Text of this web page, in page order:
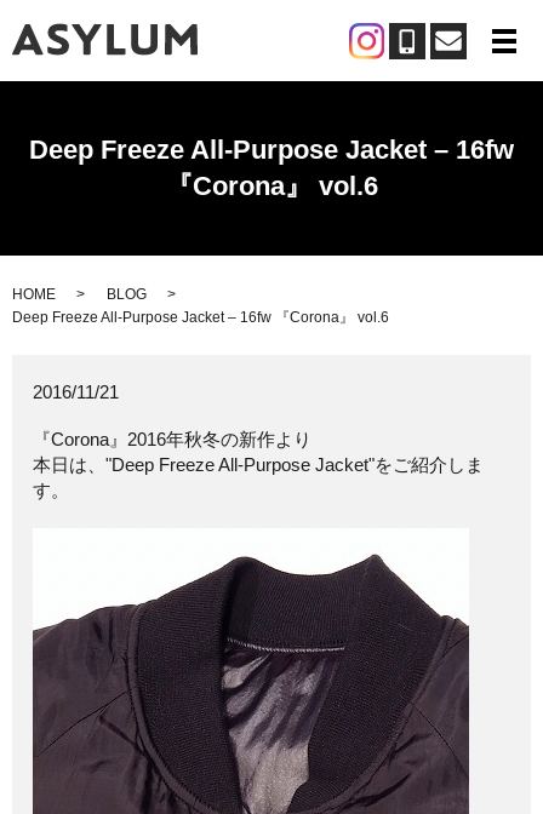
メ
Deep Freeze All-Purpose Jacket – 16fw
『Corona』 vol.6
HOME
BLOG
Deep Freeze All-Purpose Jacket – 16fw 『Corona』 vol.6
2016/11/21
『Corona』2016年秋冬の新作より
本日は、"Deep Freeze All-Purpose Jacket"をご紹介しま
す。